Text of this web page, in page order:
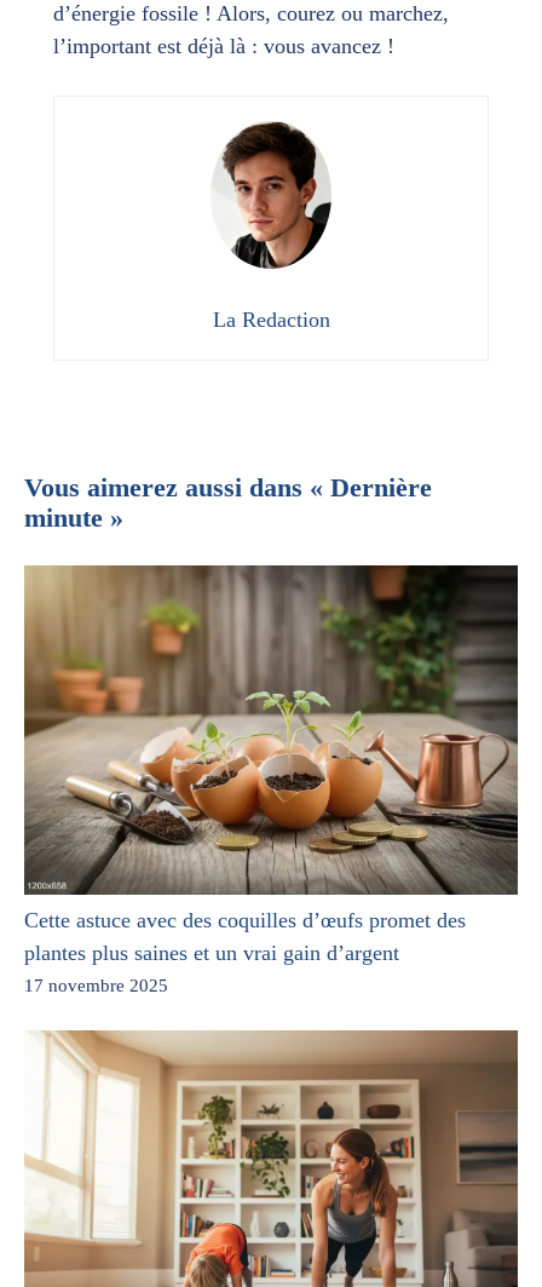
d’énergie fossile ! Alors, courez ou marchez,
l’important est déjà là : vous avancez !
La Redaction
Vous aimerez aussi dans « Dernière
minute »
Cette astuce avec des coquilles d’œufs promet des
plantes plus saines et un vrai gain d’argent
17 novembre 2025